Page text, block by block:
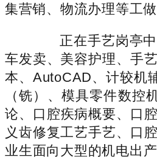
集营销、物流办理等工
正在手艺岗亭中
车发卖、美容护理、手
本、AutoCAD、计较机
（铣）、模具零件数
论、口腔疾病概要、口
义齿修复工艺手艺、口
业生面向大型的机电出